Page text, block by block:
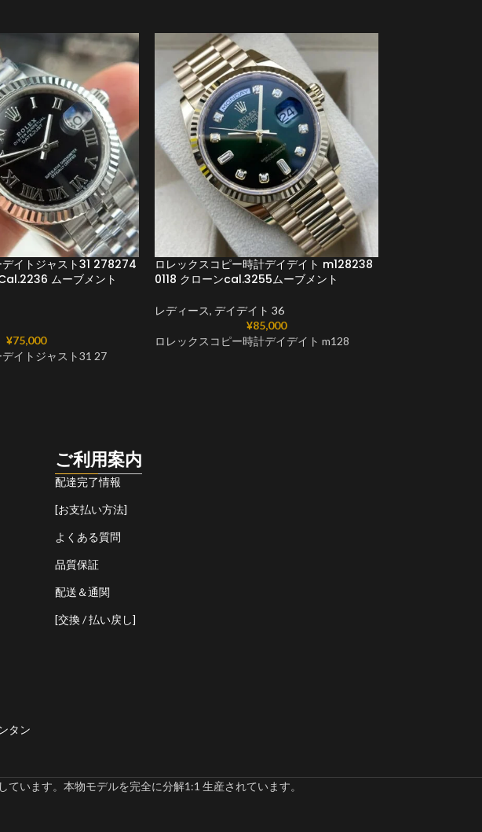
デイトジャスト31 278274
ムーブメント
¥75,000
イトジャスト31 27
ロレックスコピー時計デイデイト m128238
0118 クローンcal.3255ムーブメント
レディース, デイデイト 36
¥85,000
ロレックスコピー時計デイデイト m128
タン
ご利用案内
配達完了情報
[お支払い方法]
よくある質問
品質保証
配送＆通関
[交換 / 払い戻し]
います。本物モデルを完全に分解1:1 生産されています。